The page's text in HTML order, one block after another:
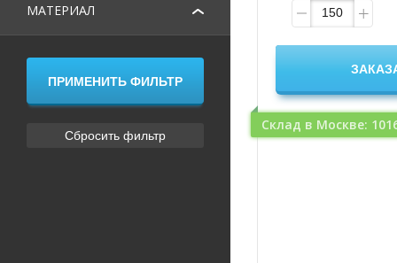
МАТЕРИАЛ
Склад в Москве: